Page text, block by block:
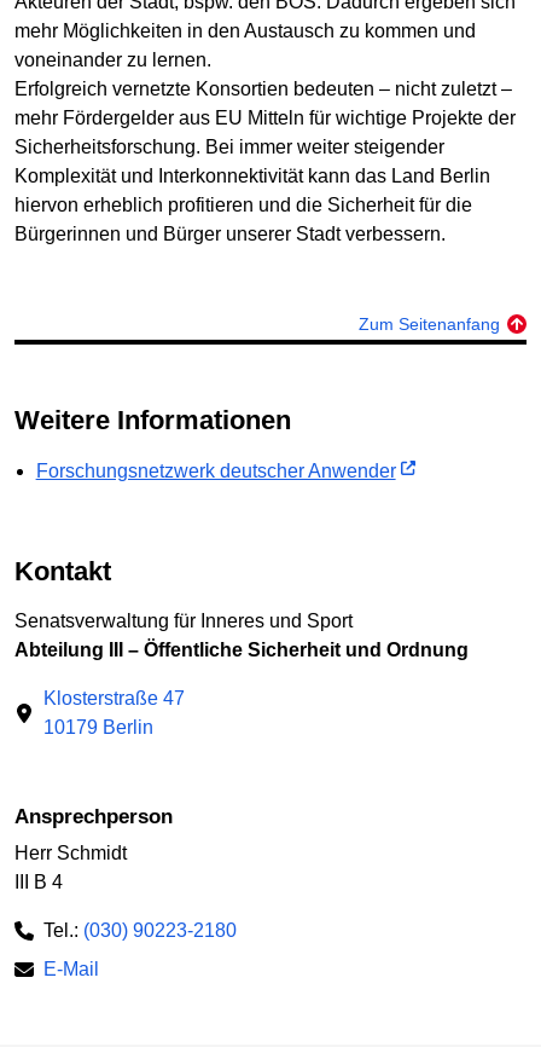
mehr Möglichkeiten in den Austausch zu kommen und
voneinander zu lernen.
Erfolgreich vernetzte Konsortien bedeuten – nicht zuletzt –
mehr Fördergelder aus EU Mitteln für wichtige Projekte der
Sicherheitsforschung. Bei immer weiter steigender
Komplexität und Interkonnektivität kann das Land Berlin
hiervon erheblich profitieren und die Sicherheit für die
Bürgerinnen und Bürger unserer Stadt verbessern.
Zum Seitenanfang
Weitere Informationen
Forschungsnetzwerk deutscher Anwender
Kontakt
Senatsverwaltung für Inneres und Sport
Abteilung III – Öffentliche Sicherheit und Ordnung
Klosterstraße 47
10179 Berlin
Ansprechperson
Herr Schmidt
III B 4
Tel.: (030) 90223-2180
E-Mail